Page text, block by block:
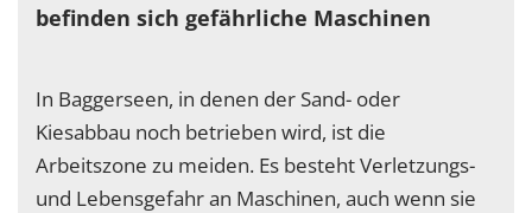
befinden sich gefährliche Maschinen
In Baggerseen, in denen der Sand- oder
Kiesabbau noch betrieben wird, ist die
Arbeitszone zu meiden. Es besteht Verletzungs-
und Lebensgefahr an Maschinen, auch wenn sie